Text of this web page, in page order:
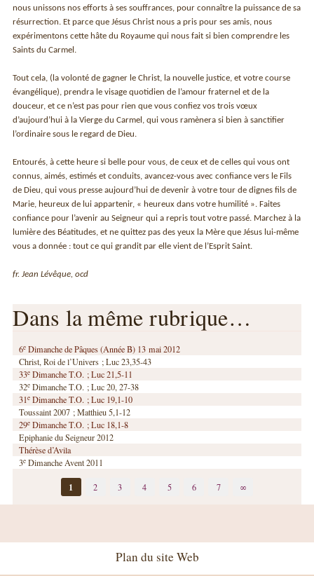
nous unissons nos efforts à ses souffrances, pour connaître la puissance de sa
résurrection. Et parce que Jésus Christ nous a pris pour ses amis, nous
expérimentons cette hâte du Royaume qui nous fait si bien comprendre les
Saints du Carmel.
Tout cela, (la volonté de gagner le Christ, la nouvelle justice, et votre course
évangélique), prendra le visage quotidien de l’amour fraternel et de la
douceur, et ce n’est pas pour rien que vous confiez vos trois vœux
d’aujourd’hui à la Vierge du Carmel, qui vous ramènera si bien à sanctifier
l’ordinaire sous le regard de Dieu.
Entourés, à cette heure si belle pour vous, de ceux et de celles qui vous ont
connus, aimés, estimés et conduits, avancez-vous avec confiance vers le Fils
de Dieu, qui vous presse aujourd’hui de devenir à votre tour de dignes fils de
Marie, heureux de lui appartenir, « heureux dans votre humilité ». Faites
confiance pour l’avenir au Seigneur qui a repris tout votre passé. Marchez à la
lumière des Béatitudes, et ne quittez pas des yeux la Mère que Jésus lui-même
vous a donnée : tout ce qui grandit par elle vient de l’Esprit Saint.
fr. Jean Lévêque, ocd
Dans la même rubrique…
6e Dimanche de Pâques (Année B) 13 mai 2012
Christ, Roi de l’Univers ; Luc 23,35-43
33e Dimanche T.O. ; Luc 21,5-11
32e Dimanche T.O. ; Luc 20, 27-38
31e Dimanche T.O. ; Luc 19,1-10
Toussaint 2007 ; Matthieu 5,1-12
29e Dimanche T.O. ; Luc 18,1-8
Epiphanie du Seigneur 2012
Thérèse d’Avila
3e Dimanche Avent 2011
1 2 3 4 5 6 7 ∞
Plan du site Web